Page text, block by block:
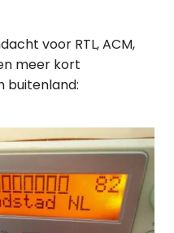
voor RTL, ACM,
meer kort
buitenland: